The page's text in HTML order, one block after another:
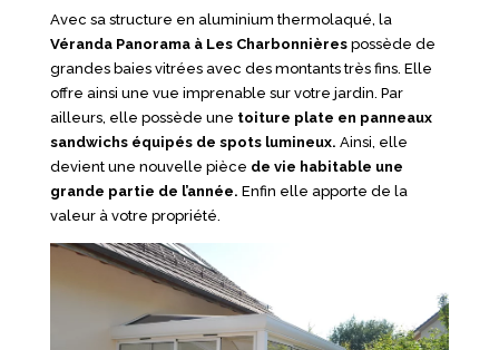
Avec sa structure en aluminium thermolaqué, la
Véranda Panorama à Les Charbonnièrespossède de
grandes baies vitrées avec des montants très fins. Elle
offre ainsi une vue imprenable sur votre jardin. Par
ailleurs, elle possède une toiture plate en panneaux
sandwichs équipés de spots lumineux. Ainsi, elle
devient une nouvelle pièce de vie habitable une
grande partie de l’année. Enfin elle apporte de la
valeur à votre propriété.